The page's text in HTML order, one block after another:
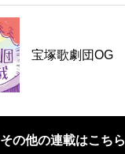
宝塚歌劇団OG
その他の連載はこちら